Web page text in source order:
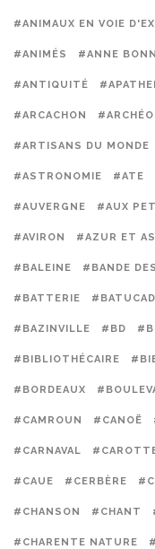
#ANIMAUX EN VOIE
#ANIMÉS #ANNE
#ANTIQUITÉ
#ARCACHON
#ARTISANS DU MONDE
#ASTRONOMIE #ATE
#AUVERGNE #AUX
#AVIRON #AZUR ET
#BALEINE #BANDE
#BATTERIE
#BAZINVILLE #BD
#BIBLIOTHÉCAIRE
#BORDEAUX
#CAMROUN #CANOË
#CARNAVAL
#CAUE #CERBÈRE
#CHANSON #CHANT
#CHARENTE NATURE